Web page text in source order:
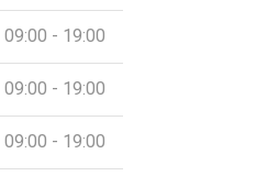
09:00 - 19:00
09:00 - 19:00
09:00 - 19:00